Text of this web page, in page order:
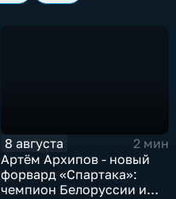
8 августа
2 мин
Артём Архипов - новый
форвард «Спартака»:
чемпион Белоруссии и